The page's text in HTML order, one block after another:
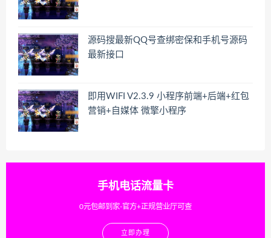
源码搜最新QQ号查绑密保和手机号源码
最新接口
即用WIFI V2.3.9 小程序前端+后端+红包
营销+自媒体 微擎小程序
手机电话流量卡
0元包邮到家-官方+正规营业厅可查
立即办理